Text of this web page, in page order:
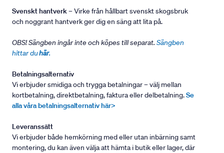
Svenskt hantverk– Virke från hållbart svenskt skogsbruk
och noggrant hantverk ger dig en säng att lita på.
OBS! Sängben ingår inte och köpes till separat. Sängben
hittar duhär.
Betalningsalternativ
Vi erbjuder smidiga och trygga betalningar – välj mellan
kortbetalning, direktbetalning, faktura eller delbetalning.Se
alla våra betalningsalternativ här>
Leveranssätt
Vi erbjuder både hemkörning med eller utan inbärning samt
montering, du kan även välja att hämta i butik eller lager, där